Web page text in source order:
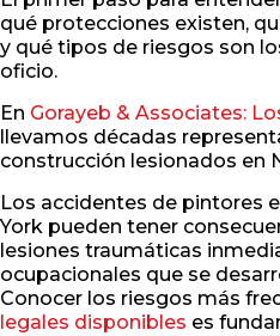
qué protecciones existen,
y qué tipos de riesgos son
oficio.
En Gorayeb & Associates:
llevamos décadas
construcción lesionados en
Los accidentes de pintores
York pueden tener
lesiones traumáticas
ocupacionales que se
Conocer los riesgos más
legales disponibles es